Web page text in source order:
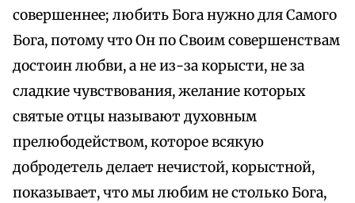
совершеннее; любить Бога нужно для Самого
Бога, потому что Он по Своим совершенствам
достоин любви, а не из-за корысти, не за
сладкие чувствования, желание которых
святые отцы называют духовным
прелюбодейством, которое всякую
добродетель делает нечистой, корыстной,
показывает, что мы любим не столько Бога,